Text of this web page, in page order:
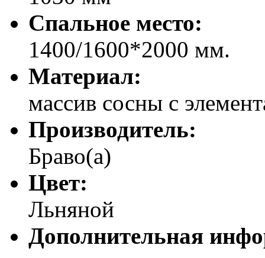
Спальное место:
1400/1600*2000 мм.
Материал:
массив сосны с
Производитель:
Браво(а)
Цвет:
Льняной
Дополнительная